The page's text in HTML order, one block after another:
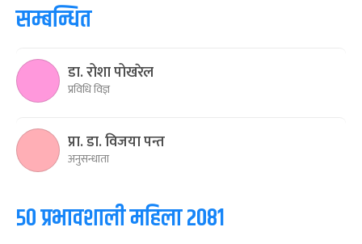
सम्बन्धित
डा. रोशा पोखरेल
प्रविधि विज्ञ
प्रा‍. डा. विजया पन्त
अनुसन्धाता
५० प्रभावशाली महिला २०८१